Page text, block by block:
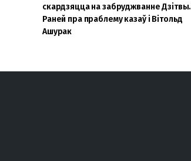
скардзяцца на забруджванне Дзітвы.
Раней пра праблему казаў і Вітольд
Ашурак